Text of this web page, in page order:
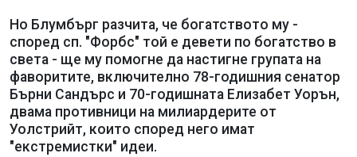
Но Блумбърг разчита, че богатството му -
според сп. "Форбс" той е девети по богатство в
света - ще му помогне да настигне групата на
фаворитите, включително 78-годишния сенатор
Бърни Сандърс и 70-годишната Елизабет Уорън,
двама противници на милиардерите от
Уолстрийт, които според него имат
"екстремистки" идеи.